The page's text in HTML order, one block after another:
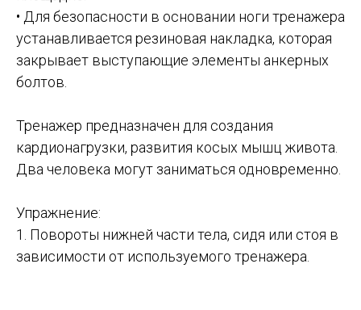
• Для безопасности в основании ноги тренажера
устанавливается резиновая накладка, которая
закрывает выступающие элементы анкерных
болтов.
Тренажер предназначен для создания
кардионагрузки, развития косых мышц живота.
Два человека могут заниматься одновременно.
Упражнение:
1. Повороты нижней части тела, сидя или стоя в
зависимости от используемого тренажера.